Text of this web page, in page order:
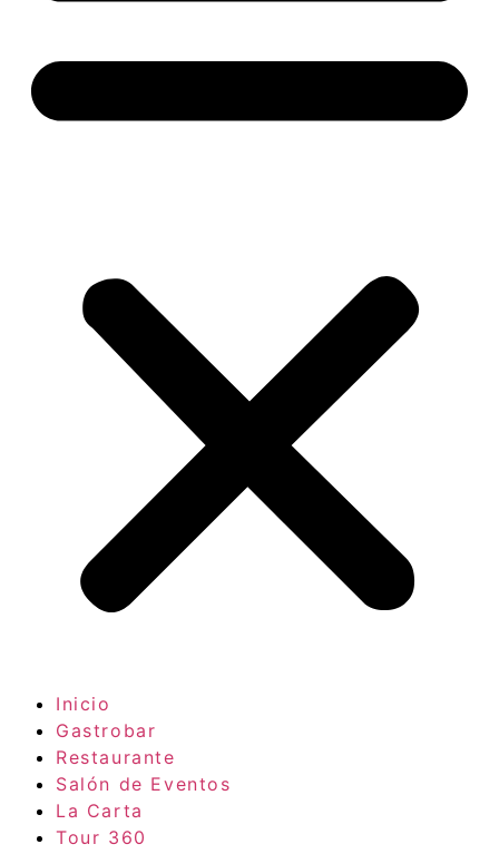
Inicio
Gastrobar
Restaurante
Salón de Eventos
La Carta
Tour 360